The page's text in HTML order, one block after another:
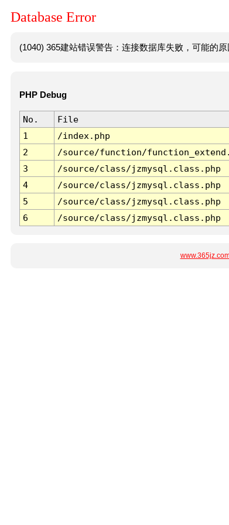
Database Error
(1040) 365建站错误警告：连接数据库失败，可能的
PHP Debug
No. File
1
/index.php
2
/source/function/
3
/source/class/jzmysql.class.php
4
/source/class/jzmysql.class.php
5
/source/class/jzmysql.class.php
6
/source/class/jzmysql.class.php